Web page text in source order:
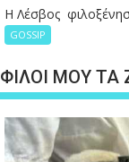
Η Λέσβος
GOSSIP
ΦΙΛΟΙ ΜΟΥ ΤΑ